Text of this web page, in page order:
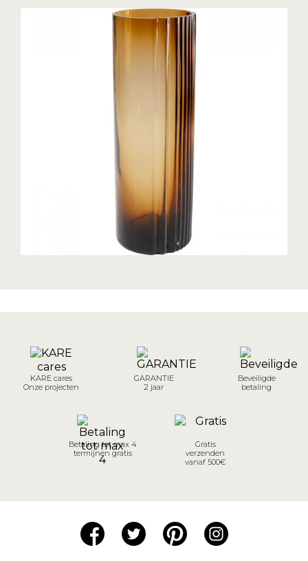
KARE cares
Onze projecten
GARANTIE
2 jaar
Beveiligde
betaling
Betaling tot max 4
termijnen gratis
Gratis
verzenden
vanaf 500€